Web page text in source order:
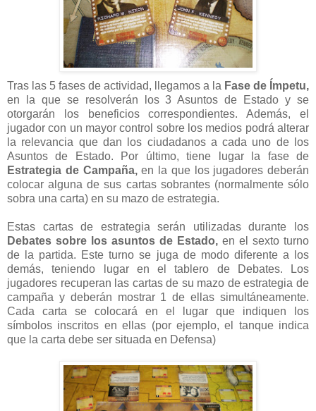
Tras las 5 fases de actividad, llegamos a la Fase de Ímpetu,
en la que se resolverán los 3 Asuntos de Estado y se
otorgarán los beneficios correspondientes. Además, el
jugador con un mayor control sobre los medios podrá alterar
la relevancia que dan los ciudadanos a cada uno de los
Asuntos de Estado. Por último, tiene lugar la fase de
Estrategia de Campaña,en la que los jugadores deberán
colocar alguna de sus cartas sobrantes (normalmente sólo
sobra una carta) en su mazo de estrategia.
Estas cartas de estrategia serán utilizadas durante los
Debates sobre los asuntos de Estado, en el sexto turno
de la partida. Este turno se juga de modo diferente a los
demás, teniendo lugar en el tablero de Debates. Los
jugadores recuperan las cartas de su mazo de estrategia de
campaña y deberán mostrar 1 de ellas simultáneamente.
Cada carta se colocará en el lugar que indiquen los
símbolos inscritos en ellas (por ejemplo, el tanque indica
que la carta debe ser situada en Defensa)